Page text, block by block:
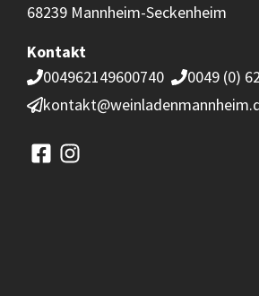
68239 Mannheim-Seckenheim
Kontakt
004962149600740
0049 (0)